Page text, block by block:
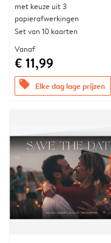
met keuze uit 3
papierafwerkingen
Set van 10 kaarten
Vanaf
€ 11,99
offers Elke dag lage prijzen